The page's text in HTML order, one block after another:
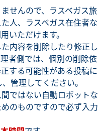
せんので、ラスベガス旅
人、ラスベガス在住者な
いただけます。
内容を削除したり修正し
者側では、個別の削除依
する可能性がある投稿に
管理してください。
ではない自動ロボットな
のものですので必ず入力